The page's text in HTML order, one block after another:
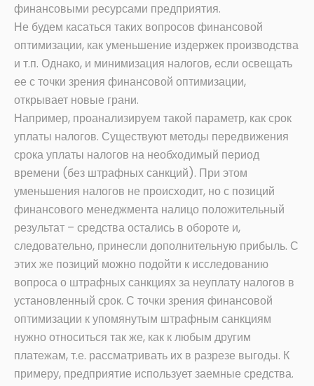
финансовыми ресурсами предприятия.
Не будем касаться таких вопросов финансовой
оптимизации, как уменьшение издержек производства
и т.п. Однако, и минимизация налогов, если освещать
ее с точки зрения финансовой оптимизации,
открывает новые грани.
Например, проанализируем такой параметр, как срок
уплаты налогов. Существуют методы передвижения
срока уплаты налогов на необходимый период
времени (без штрафных санкций). При этом
уменьшения налогов не происходит, но с позиций
финансового менеджмента налицо положительный
результат – средства остались в обороте и,
следовательно, принесли дополнительную прибыль. С
этих же позиций можно подойти к исследованию
вопроса о штрафных санкциях за неуплату налогов в
установленный срок. С точки зрения финансовой
оптимизации к упомянутым штрафным санкциям
нужно относиться так же, как к любым другим
платежам, т.е. рассматривать их в разрезе выгоды. К
примеру, предприятие использует заемные средства.